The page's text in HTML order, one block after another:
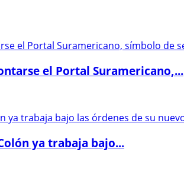
el Portal Suramericano,...
ya trabaja bajo...